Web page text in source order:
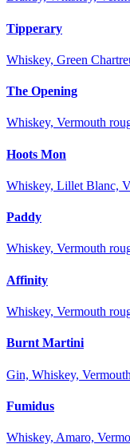
Tipperary
Whiskey, Green
The Opening
Whiskey, Vermouth
Hoots Mon
Whiskey, Lillet Blanc,
Paddy
Whiskey, Vermouth
Affinity
Whiskey, Vermouth
Burnt Martini
Gin, Whiskey,
Fumidus
Whiskey, Amaro,